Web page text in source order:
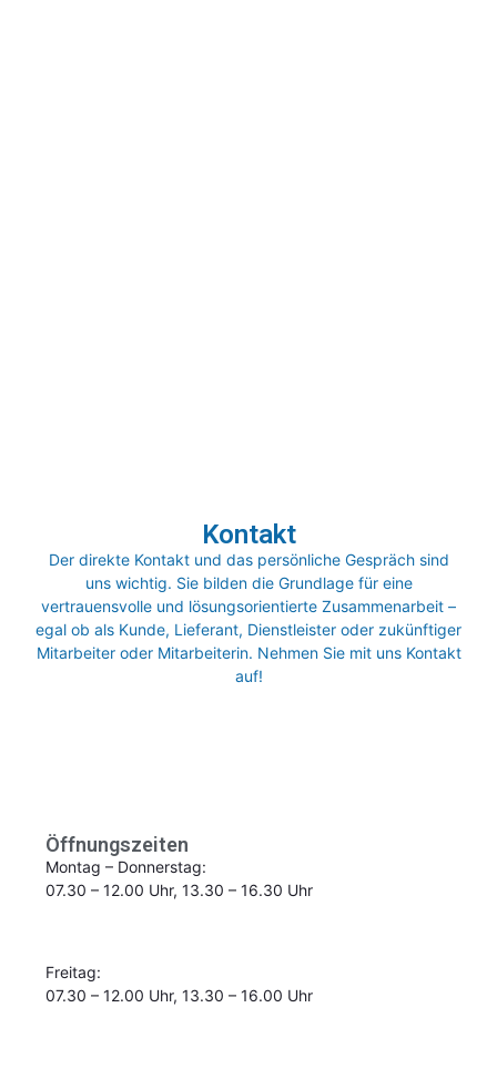
Kontakt
Der direkte Kontakt und das persönliche Gespräch sind
uns wichtig. Sie bilden die Grundlage für eine
vertrauensvolle und lösungsorientierte Zusammenarbeit –
egal ob als Kunde, Lieferant, Dienstleister oder zukünftiger
Mitarbeiter oder Mitarbeiterin. Nehmen Sie mit uns Kontakt
auf!
Öffnungszeiten
Montag – Donnerstag:
07.30 – 12.00 Uhr, 13.30 – 16.30 Uhr
Freitag:
07.30 – 12.00 Uhr, 13.30 – 16.00 Uhr